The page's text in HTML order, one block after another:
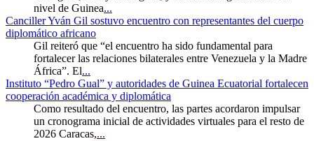
nivel de Guinea...
Canciller Yván Gil sostuvo encuentro con representantes del cuerpo
diplomático africano
Gil reiteró que “el encuentro ha sido fundamental para
fortalecer las relaciones bilaterales entre Venezuela y la Madre
África”. El...
Instituto “Pedro Gual” y autoridades de Guinea Ecuatorial fortalecen
cooperación académica y diplomática
Como resultado del encuentro, las partes acordaron impulsar
un cronograma inicial de actividades virtuales para el resto de
2026 Caracas,...